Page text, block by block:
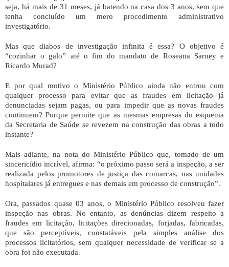
seja, há mais de 31 meses, já batendo na casa dos 3 anos, sem que
tenha concluído um mero procedimento administrativo
investigatório.
Mas que diabos de investigação infinita é essa? O objetivo é
“cozinhar o galo” até o fim do mandato de Roseana Sarney e
Ricardo Murad?
E por qual motivo o Ministério Público ainda não entrou com
qualquer processo para evitar que as fraudes em licitação já
denunciadas sejam pagas, ou para impedir que as novas fraudes
continuem? Porque permite que as mesmas empresas do esquema
da Secretaria de Saúde se revezem na construção das obras a todo
instante?
Mais adiante, na nota do Ministério Público que, tomado de um
sincericídio incrível, afirma: “o próximo passo será a inspeção, a ser
realizada pelos promotores de justiça das comarcas, nas unidades
hospitalares já entregues e nas demais em processo de construção”.
Ora, passados quase 03 anos, o Ministério Público resolveu fazer
inspeção nas obras. No entanto, as denúncias dizem respeito a
fraudes em licitação, licitações direcionadas, forjadas, fabricadas,
que são perceptíveis, constatáveis pela simples análise dos
processos licitatórios, sem qualquer necessidade de verificar se a
obra foi não executada.